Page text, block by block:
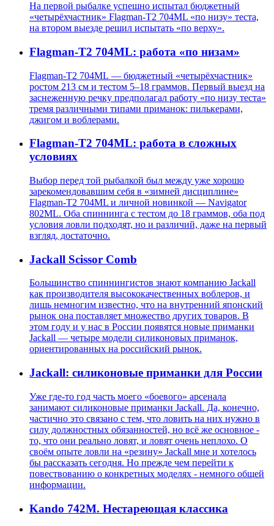
На первой рыбалке успешно испытал бюджетный
«четырёхчастник» Flagman-T2 704ML «по низу» теста,
на втором выезде решил испытать «по верху».
Flagman-T2 704ML: работа «по низам»
Flagman-T2 704ML — бюджетный «четырёхчастник»
ростом 213 см и тестом 5–18 граммов. Первый выезд на
заснеженную речку предполагал работу «по низу теста»
тремя различными типами приманок: пилькерами,
джигом и воблерами.
Flagman-T2 704ML: работа в сложных
условиях
Выбор перед той рыбалкой был между уже хорошо
зарекомендовавшим себя в «зимней дисциплине»
Flagman-T2 704ML и личной новинкой — Navigator
802ML. Оба спиннинга с тестом до 18 граммов, оба под
условия ловли подходят, но и различий, даже на первый
взгляд, достаточно.
Jackall Scissor Comb
Большинство спиннингистов знают компанию Jackall
как производителя высококачественных воблеров, и
лишь немногим известно, что на внутренний японский
рынок она поставляет множество других товаров. В
этом году и у нас в России появятся новые приманки
Jackall — четыре модели силиконовых приманок,
ориентированных на российский рынок.
Jackall: силиконовые приманки для России
Уже где-то год часть моего «боевого» арсенала
занимают силиконовые приманки Jackall. Да, конечно,
частично это связано с тем, что ловить на них нужно в
силу должностных обязанностей, но всё же основное -
то, что они реально ловят, и ловят очень неплохо. О
своём опыте ловли на «резину» Jackall мне и хотелось
бы рассказать сегодня. Но прежде чем перейти к
повествованию о конкретных моделях - немного общей
информации.
Kando 742M. Нестареющая классика